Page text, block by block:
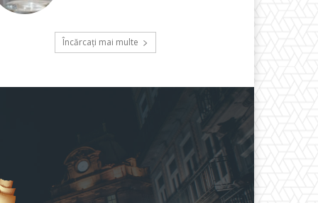
Încărcați mai multe